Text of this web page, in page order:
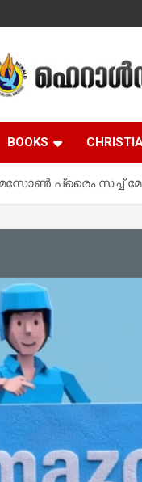
–
BOOKS
പ്രൈം സച്ച് മേ